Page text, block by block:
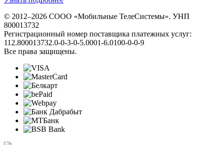
© 2012–2026 СООО «Мобильные ТелеСистемы». УНП
800013732
Регистрационный номер поставщика платежных услуг:
112.800013732.0-0-3-0-5.0001-6.0100-0-0-9
Все права защищены.